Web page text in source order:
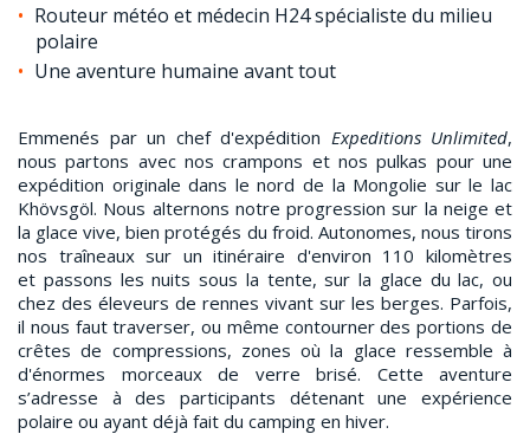
Routeur météo et médecin H24 spécialiste du milieu
polaire
Une aventure humaine avant tout
Emmenés par un chef d'expédition Expeditions Unlimited,
nous partons avec nos crampons et nos pulkas pour une
expédition originale dans le nord de la Mongolie sur le lac
Khövsgöl. Nous alternons notre progression sur la neige et
la glace vive, bien protégés du froid. Autonomes, nous tirons
nos traîneaux sur un itinéraire d'environ 110 kilomètres
et passons les nuits sous la tente, sur la glace du lac, ou
chez des éleveurs de rennes vivant sur les berges. Parfois,
il nous faut traverser, ou même contourner des portions de
crêtes de compressions, zones où la glace ressemble à
d'énormes morceaux de verre brisé. Cette aventure
s’adresse à des participants détenant une expérience
polaire ou ayant déjà fait du camping en hiver.